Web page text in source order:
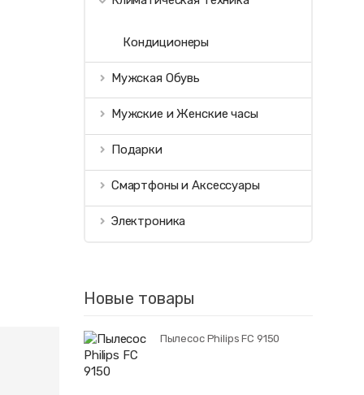
Кондиционеры
Мужская Обувь
Мужские и Женские часы
Подарки
Смартфоны и Аксессуары
Электроника
Новые товары
Пылесос Philips FC 9150